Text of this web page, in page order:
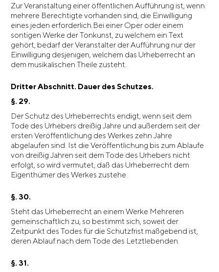
Zur Veranstaltung einer öffentlichen Aufführung ist, wenn
mehrere Berechtigte vorhanden sind, die Einwilligung
eines jeden erforderlich.Bei einer Oper oder einem
sontigen Werke der Tonkunst, zu welchem ein Text
gehört, bedarf der Veranstalter der Aufführung nur der
Einwilligung desjenigen, welchem das Urheberrecht an
dem musikalischen Theile zusteht.
Dritter Abschnitt. Dauer des Schutzes.
§. 29.
Der Schutz des Urheberrechts endigt, wenn seit dem
Tode des Urhebers dreißig Jahre und außerdem seit der
ersten Veröffentlichung des Werkes zehn Jahre
abgelaufen sind. Ist die Veröffentlichung bis zum Ablaufe
von dreißig Jahren seit dem Tode des Urhebers nicht
erfolgt, so wird vermutet, daß das Urheberrecht dem
Eigenthümer des Werkes zustehe.
§. 30.
Steht das Urheberrecht an einem Werke Mehreren
gemeinschaftlich zu, so bestimmt sich, soweit der
Zeitpunkt des Todes für die Schutzfrist maßgebend ist,
deren Ablauf nach dem Tode des Letztlebenden.
§. 31.